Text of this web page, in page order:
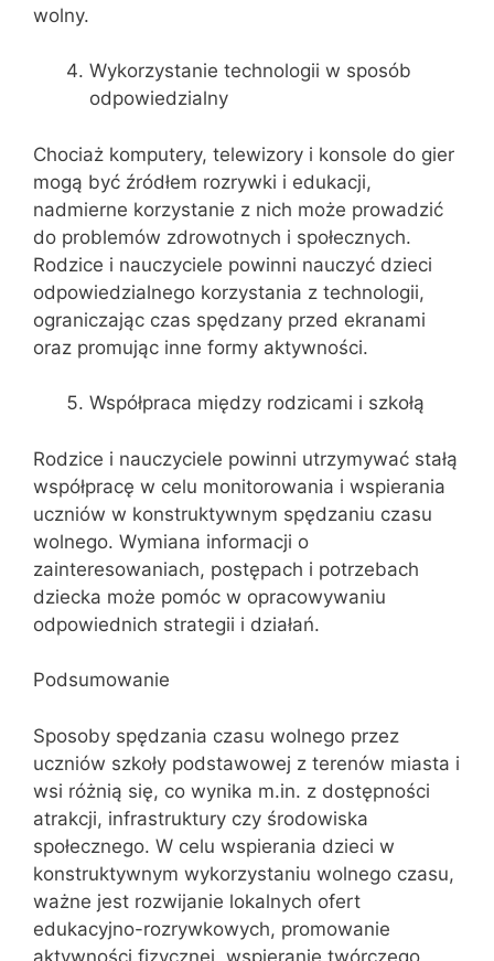
wolny.
Wykorzystanie technologii w sposób
odpowiedzialny
Chociaż komputery, telewizory i konsole do gier
mogą być źródłem rozrywki i edukacji,
nadmierne korzystanie z nich może prowadzić
do problemów zdrowotnych i społecznych.
Rodzice i nauczyciele powinni nauczyć dzieci
odpowiedzialnego korzystania z technologii,
ograniczając czas spędzany przed ekranami
oraz promując inne formy aktywności.
Współpraca między rodzicami i szkołą
Rodzice i nauczyciele powinni utrzymywać stałą
współpracę w celu monitorowania i wspierania
uczniów w konstruktywnym spędzaniu czasu
wolnego. Wymiana informacji o
zainteresowaniach, postępach i potrzebach
dziecka może pomóc w opracowywaniu
odpowiednich strategii i działań.
Podsumowanie
Sposoby spędzania czasu wolnego przez
uczniów szkoły podstawowej z terenów miasta i
wsi różnią się, co wynika m.in. z dostępności
atrakcji, infrastruktury czy środowiska
społecznego. W celu wspierania dzieci w
konstruktywnym wykorzystaniu wolnego czasu,
ważne jest rozwijanie lokalnych ofert
edukacyjno-rozrywkowych, promowanie
aktywności fizycznej, wspieranie twórczego